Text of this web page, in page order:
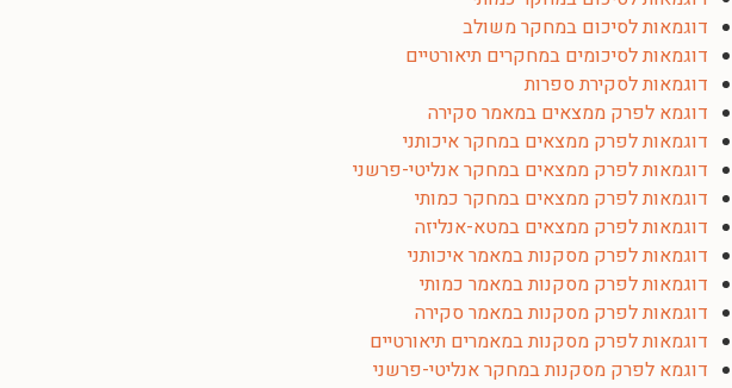
דוגמאות לסיכום במחקר משולב
דוגמאות לסיכומים במחקרים תיאורטיים
דוגמאות לסקירת ספרות
דוגמא לפרק ממצאים במאמר סקירה
דוגמאות לפרק ממצאים במחקר איכותני
דוגמאות לפרק ממצאים במחקר אנליטי-פרשני
דוגמאות לפרק ממצאים במחקר כמותי
דוגמאות לפרק ממצאים במטא-אנליזה
דוגמאות לפרק מסקנות במאמר איכותני
דוגמאות לפרק מסקנות במאמר כמותי
דוגמאות לפרק מסקנות במאמר סקירה
דוגמאות לפרק מסקנות במאמרים תיאורטיים
דוגמא לפרק מסקנות במחקר אנליטי-פרשני